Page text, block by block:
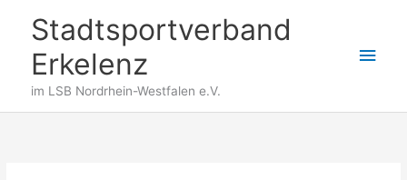
Stadtsportverband
Erkelenz
im LSB Nordrhein-Westfalen e.V.